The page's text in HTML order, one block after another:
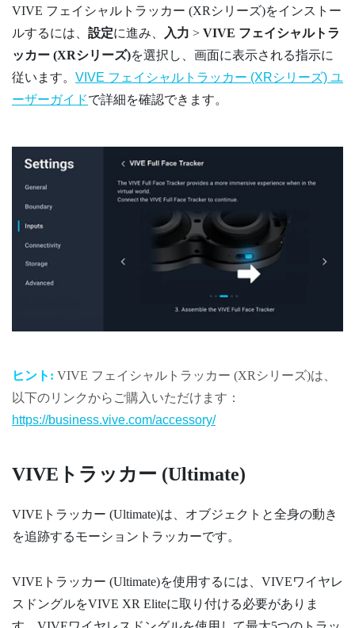
VIVE フェイシャルトラッカー (XRシリーズ)をインストー
ルするには、 設定に進み、 入力 > VIVE フェイシャルトラ
ッカー (XRシリーズ)を選択し、画面に表示される指示に
従います。 VIVE フェイシャルトラッカー (XRシリーズ) ユ
ーザーガイドで詳細を確認できます。
ヒント: VIVE フェイシャルトラッカー (XRシリーズ)は、
以下のリンクからご購入いただけます：
https://business.vive.com/accessory/
VIVEトラッカー (Ultimate)
VIVEトラッカー (Ultimate)は、オブジェクトと全身の動き
を追跡するモーショントラッカーです。
VIVEトラッカー (Ultimate)を使用するには、 VIVEワイヤレ
スドングルをVIVE XR Eliteに取り付ける必要がありま